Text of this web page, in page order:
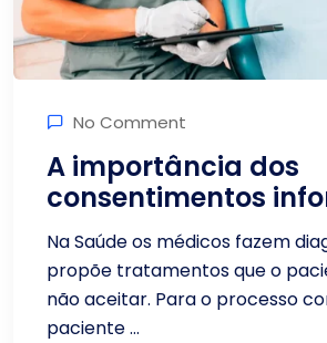
No Comment
A importância dos
consentimentos
Na Saúde os médicos fazem
propõe tratamentos que o
não aceitar. Para o processo
paciente ...